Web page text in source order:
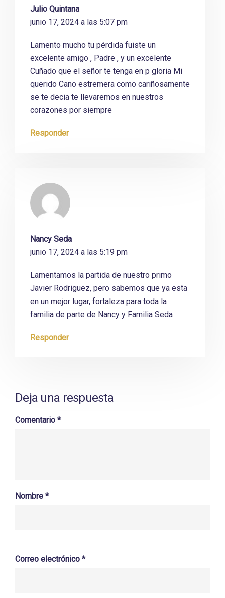
Julio Quintana
junio 17, 2024 a las 5:07 pm
Lamento mucho tu pérdida fuiste un
excelente amigo , Padre , y un excelente
Cuñado que el señor te tenga en p gloria Mi
querido Cano estremera como cariñosamente
se te decia te llevaremos en nuestros
corazones por siempre
Responder
Nancy Seda
junio 17, 2024 a las 5:19 pm
Lamentamos la partida de nuestro primo
Javier Rodriguez, pero sabemos que ya esta
en un mejor lugar, fortaleza para toda la
familia de parte de Nancy y Familia Seda
Responder
Deja una respuesta
Comentario *
Nombre *
Correo electrónico *